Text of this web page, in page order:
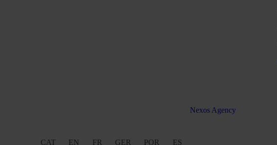
Nexos Agency
CAT EN FR GER POR ES